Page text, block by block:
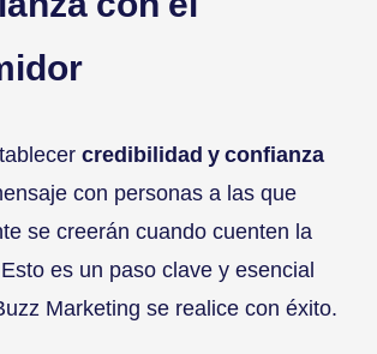
credibilidad y confianza
con personas a las que
se creerán cuando cuenten la
es un paso clave y esencial
Marketing se realice con éxito.